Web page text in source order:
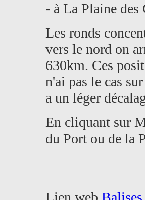
- à La Plaine
Les ronds
vers le nord on
630km. Ces
n'ai pas le cas
a un léger
En cliquant sur
du Port ou de la